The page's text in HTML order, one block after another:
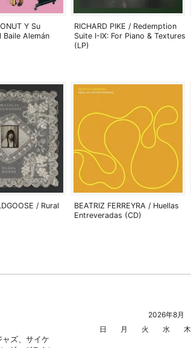
Y Su
Baile Alemán
RICHARD PIKE / Redemption
Suite I-IX: For Piano & Textures
(LP)
/ Rural
BEATRIZ FERREYRA / Huellas
Entreveradas (CD)
ズ、サイケ
2026年8月
日
月 火 水 木